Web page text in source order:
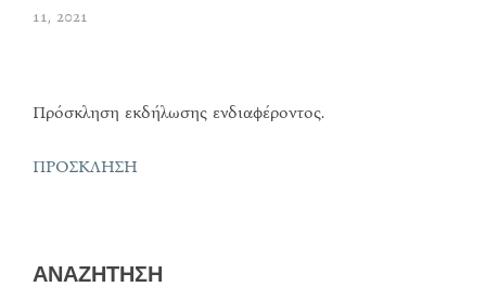
11, 2021
Πρόσκληση εκδήλωσης ενδιαφέροντος.
ΠΡΟΣΚΛΗΣΗ
ΑΝΑΖΗΤΗΣΗ